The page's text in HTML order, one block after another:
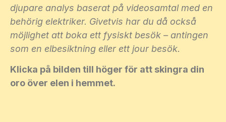
djupare analys baserat på videosamtal med en
behörig elektriker. Givetvis har du då också
möjlighet att boka ett fysiskt besök – antingen
som en elbesiktning eller ett jour besök.
Klicka på bilden till höger för att skingra din
oro över elen i hemmet.